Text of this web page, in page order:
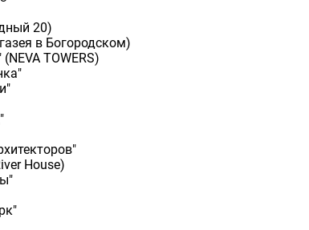
20)
в Богородском)
TOWERS)
Нouse)